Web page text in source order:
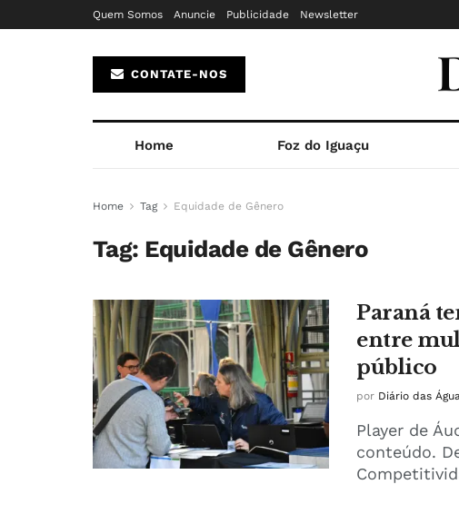
Quem Somos Anuncie Publicidade Newsletter
CONTATE-NOS
Home Foz do Iguaçu
Home Tag Equidade de Gênero
Tag: Equidade de Gênero
Paraná
entre
público
por Diário das
Player de
conteúdo.